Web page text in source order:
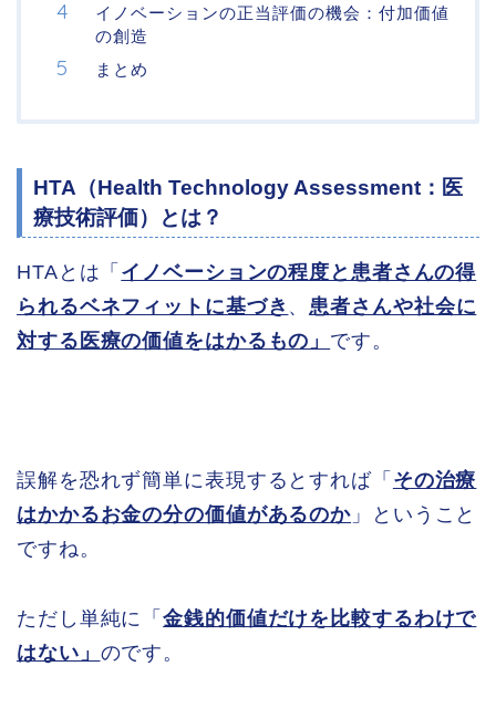
イノベーションの正当評価の機会：付加価値
の創造
まとめ
HTA（Health Technology Assessment：医
療技術評価）とは？
HTAとは「 イノベーションの程度と患者さんの得
られるベネフィットに基づき 、 患者さんや社会に
対する医療の価値をはかるもの」 です。
誤解を恐れず簡単に表現するとすれば「 その治療
はかかるお金の分の価値があるのか 」ということ
ですね。
ただし単純に「金銭的価値だけを比較するわけで
はない」 のです。